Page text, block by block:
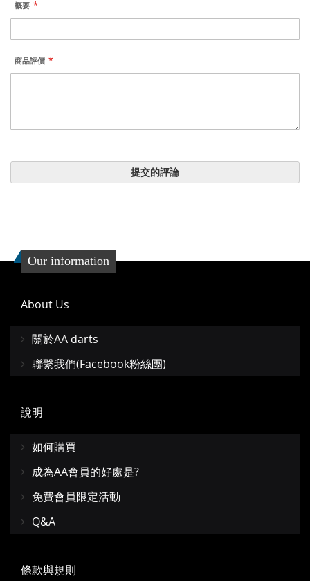
概要
商品評價
提交的評論
Our information
About Us
關於AA darts
聯繫我們(Facebook粉絲團)
說明
如何購買
成為AA會員的好處是?
免費會員限定活動
Q&A
條款與規則